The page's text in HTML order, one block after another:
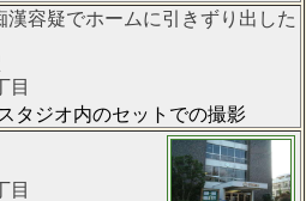
容疑でホームに引きずり出した
目
タジオ内のセットでの撮影
目